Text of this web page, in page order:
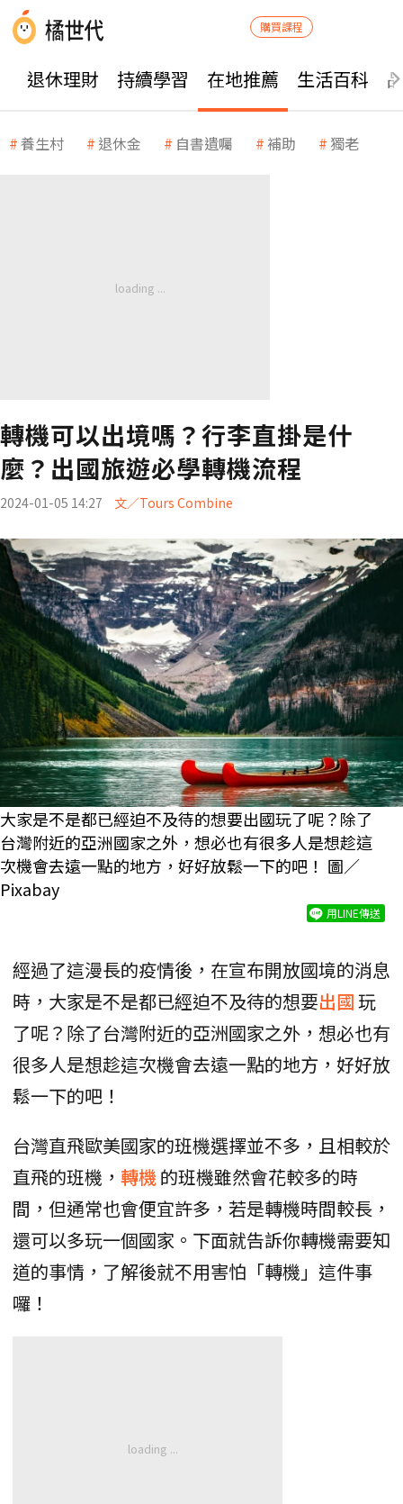
購買課程
退休理財 持續學習 在地推薦 生活百科
養生村 退休金 自書遺囑 補助 獨老
轉機可以出境嗎？行李直掛是什
麼？出國旅遊必學轉機流程
2024-01-05 14:27 文／Tours Combine
大家是不是都已經迫不及待的想要出國玩了呢？除了
台灣附近的亞洲國家之外，想必也有很多人是想趁這
次機會去遠一點的地方，好好放鬆一下的吧！ 圖／
Pixabay
用LINE傳送
經過了這漫長的疫情後，在宣布開放國境的消息
時，大家是不是都已經迫不及待的想要出國玩
了呢？除了台灣附近的亞洲國家之外，想必也有
很多人是想趁這次機會去遠一點的地方，好好放
鬆一下的吧！
台灣直飛歐美國家的班機選擇並不多，且相較於
直飛的班機， 轉機的班機雖然會花較多的時
間，但通常也會便宜許多，若是轉機時間較長，
還可以多玩一個國家。下面就告訴你轉機需要知
道的事情，了解後就不用害怕「轉機」這件事
囉！